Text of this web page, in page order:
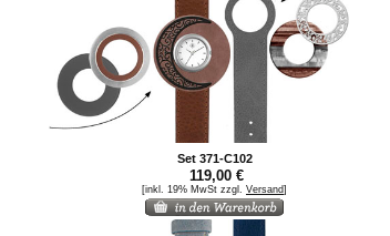
Set 371-C102
119,00 €
[inkl. 19% MwSt zzgl. Versand]